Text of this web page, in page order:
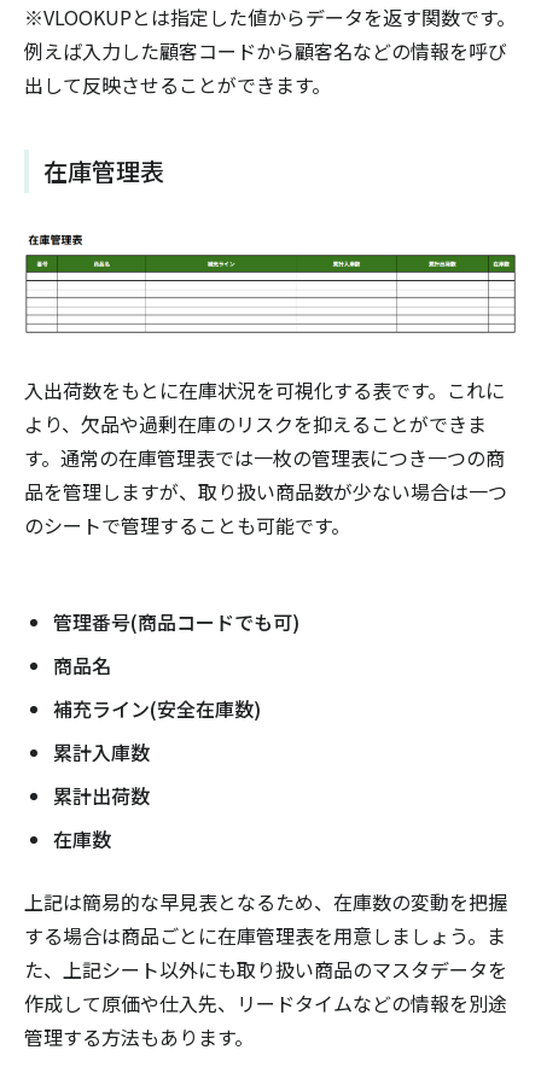
※VLOOKUPとは指定した値からデータを返す関数です。
例えば入力した顧客コードから顧客名などの情報を呼び
出して反映させることができます。
在庫管理表
入出荷数をもとに在庫状況を可視化する表です。これに
より、欠品や過剰在庫のリスクを抑えることができま
す。通常の在庫管理表では一枚の管理表につき一つの商
品を管理しますが、取り扱い商品数が少ない場合は一つ
のシートで管理することも可能です。
管理番号(商品コードでも可)
商品名
補充ライン(安全在庫数)
累計入庫数
累計出荷数
在庫数
上記は簡易的な早見表となるため、在庫数の変動を把握
する場合は商品ごとに在庫管理表を用意しましょう。ま
た、上記シート以外にも取り扱い商品のマスタデータを
作成して原価や仕入先、リードタイムなどの情報を別途
管理する方法もあります。